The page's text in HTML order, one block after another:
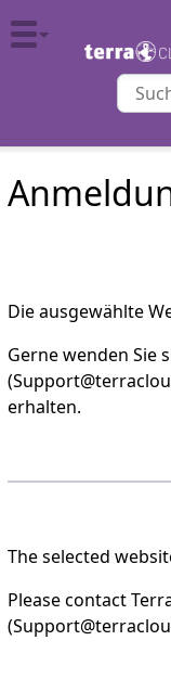
Die ausgewählte
Gerne wenden Sie
erhalten.
The selected
Please contact